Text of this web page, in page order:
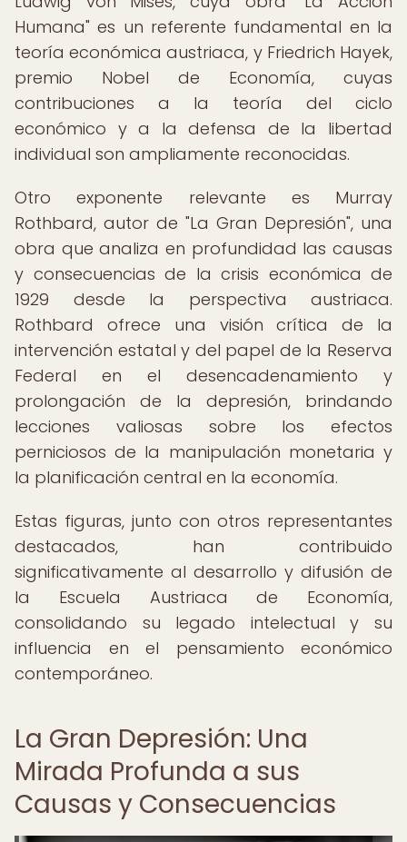
Humana" es un referente fundamental en la
teoría económica austriaca, y Friedrich Hayek,
premio Nobel de Economía, cuyas
contribuciones a la teoría del ciclo
económico y a la defensa de la libertad
individual son ampliamente reconocidas.
Otro exponente relevante es Murray
Rothbard, autor de "La Gran Depresión", una
obra que analiza en profundidad las causas
y consecuencias de la crisis económica de
1929 desde la perspectiva austriaca.
Rothbard ofrece una visión crítica de la
intervención estatal y del papel de la Reserva
Federal en el desencadenamiento y
prolongación de la depresión, brindando
lecciones valiosas sobre los efectos
perniciosos de la manipulación monetaria y
la planificación central en la economía.
Estas figuras, junto con otros representantes
destacados, han contribuido
significativamente al desarrollo y difusión de
la Escuela Austriaca de Economía,
consolidando su legado intelectual y su
influencia en el pensamiento económico
contemporáneo.
La Gran Depresión: Una
Mirada Profunda a sus
Causas y Consecuencias